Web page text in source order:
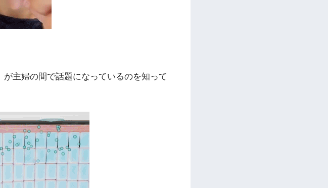
が主婦の間で話題になっているのを知って